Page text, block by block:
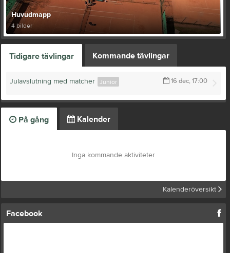
Huvudmapp
4 bilder
Tidigare tävlingar Kommande tävlingar
16 dec, 17:00
Junior
Julavslutning med matcher
På gång Kalender
Inga kommande aktiviteter
Kalenderöversikt
Facebook